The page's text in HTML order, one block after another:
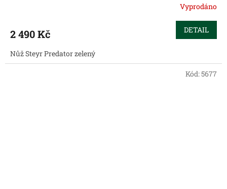
Vyprodáno
2 490 Kč DETAIL
Nůž Steyr Predator zelený
Kód:5677